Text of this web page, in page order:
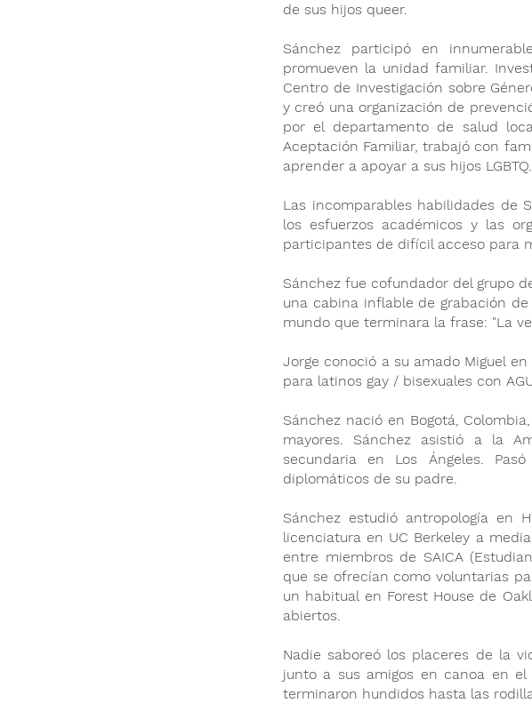
de sus hijos queer.
Sánchez participó en
promueven la unidad familiar.
Centro de Investigación sobre
y creó una organización de
por el departamento de salud
Aceptación Familiar, trabajó con
aprender a apoyar a sus hijos LGBTQ.
Las incomparables habilidades de
los esfuerzos académicos y las
participantes de difícil acceso para
Sánchez fue cofundador del grupo
una cabina inflable de grabación
mundo que terminara la frase: "La
Jorge conoció a su amado Miguel
para latinos gay / bisexuales con
Sánchez nació en Bogotá,
mayores. Sánchez asistió a la
secundaria en Los Ángeles.
diplomáticos de su padre.
Sánchez estudió antropología en
licenciatura en UC Berkeley a
entre miembros de SAICA
que se ofrecían como voluntarias
un habitual en Forest House de
abiertos.
Nadie saboreó los placeres de la
junto a sus amigos en canoa en
terminaron hundidos hasta las